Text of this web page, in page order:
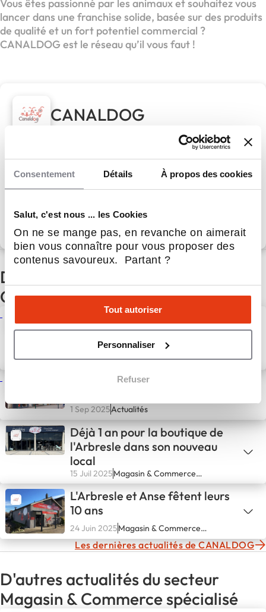
Consentement Détails À propos des cookies
Salut, c'est nous ... les Cookies
On ne se mange pas, en revanche on aimerait
bien vous connaître pour vous proposer des
contenus savoureux. Partant ?
Tout autoriser
Personnaliser
Refuser
Vous êtes passionné par les animaux et souhaitez vous
lancer dans une franchise solide, basée sur des produits
de qualité et un fort potentiel commercial ?
CANALDOG est le réseau qu’il vous faut !
CANALDOG
chiens et chats en bonne compagnie
Apport personnel :30 000 €
D'autres actualités du réseau
CANALDOG
salon de toilettage pour la
boutique de Lagny le sec
7 Oct 2025Actualités
La boutique de BRINDAS fête
1 Sep 2025Actualités
Déjà 1 an pour la boutique de
l'Arbresle dans son nouveau
local
15 Juil 2025Magasin & Commerce
spécialisé
L'Arbresle et Anse fêtent leurs
10 ans
24 Juin 2025Magasin & Commerce
spécialisé
Les dernières actualités de CANALDOG
D'autres actualités du secteur
Magasin & Commerce spécialisé